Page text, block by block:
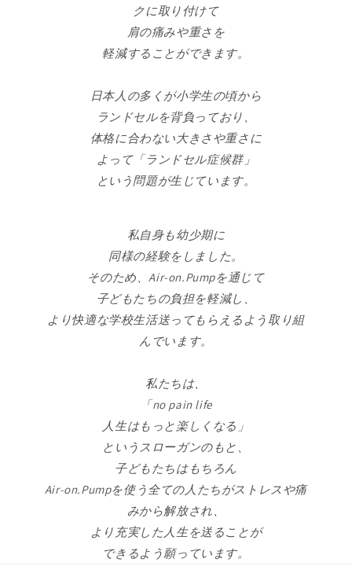
クに取り付けて
肩の痛みや重さを
軽減することができます。
日本人の多くが小学生の頃から
ランドセルを背負っており、
体格に合わない大きさや重さに
よって「ランドセル症候群」
という問題が生じています。
私自身も幼少期に
同様の経験をしました。
そのため、Air-on.Pumpを通じて
子どもたちの負担を軽減し、
より快適な学校生活送ってもらえるよう取り組
んでいます。
私たちは、
「no pain life
人生はもっと楽しくなる」
というスローガンのもと、
子どもたちはもちろん
Air-on.Pumpを使う全ての人たちがストレスや痛
みから解放され、
より充実した人生を送ることが
できるよう願っています。